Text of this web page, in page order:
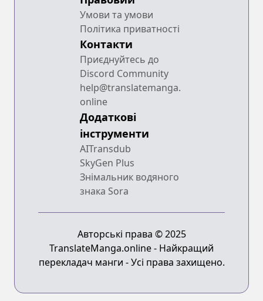
Умови та умови
Політика приватності
Контакти
Приєднуйтесь до
Discord Community
help@translatemanga.
online
Додаткові
інструменти
AITransdub
SkyGen Plus
Знімальник водяного
знака Sora
Авторські права © 2025
TranslateManga.online - Найкращий
перекладач манги - Усі права захищено.